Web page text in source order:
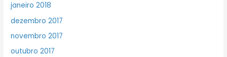
janeiro 2018
dezembro 2017
novembro 2017
outubro 2017